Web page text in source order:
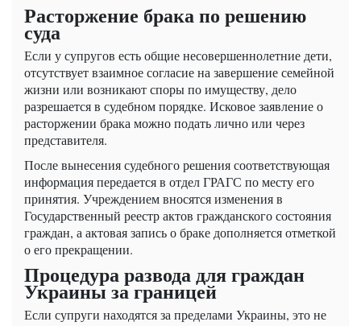
Расторжение брака по решению
суда
Если у супругов есть общие несовершеннолетние дети,
отсутствует взаимное согласие на завершение семейной
жизни или возникают споры по имуществу, дело
разрешается в судебном порядке. Исковое заявление о
расторжении брака можно подать лично или через
представителя.
После вынесения судебного решения соответствующая
информация передается в отдел ГРАГС по месту его
принятия. Учреждением вносятся изменения в
Государственный реестр актов гражданского состояния
граждан, а актовая запись о браке дополняется отметкой
о его прекращении.
Процедура развода для граждан
Украины за границей
Если супруги находятся за пределами Украины, это не